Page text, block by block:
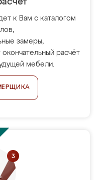
к Вам с каталогом
замеры,
расчёт
мебели.